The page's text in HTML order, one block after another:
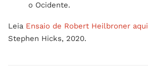
o Ocidente.
Leia Ensaio de Robert Heilbroner aqui
Stephen Hicks, 2020.